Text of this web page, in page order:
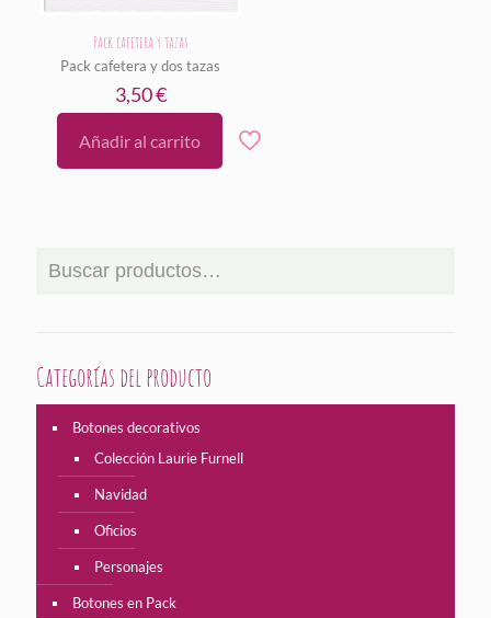
Pack cafetera y tazas
Pack cafetera y dos tazas
3,50€
Añadir al carrito
Categorías del producto
Botones decorativos
Colección Laurie Furnell
Navidad
Oficios
Personajes
Botones en Pack